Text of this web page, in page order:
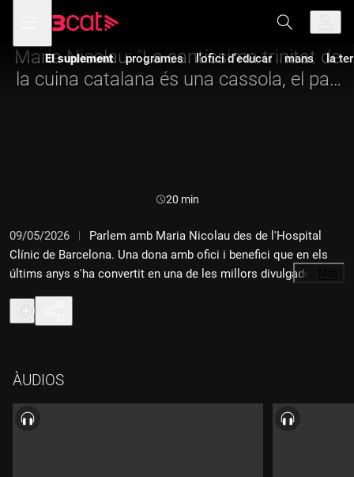
navegació
principal
menú
de
El suplement programes l'ofici d'educar mans la
Maria Nicolau: "La santíssima trinitat de
la cuina catalana és una cassola, el pa i
Durada:
20 min
09/05/2026
Parlem amb Maria Nicolau des de l'Hospital
Clínic de Barcelona. Una dona amb ofici i benefici que en els
últims anys s'ha convertit en una de les millors divulgadores de
la cuina catalana.
…
ÀUDIOS